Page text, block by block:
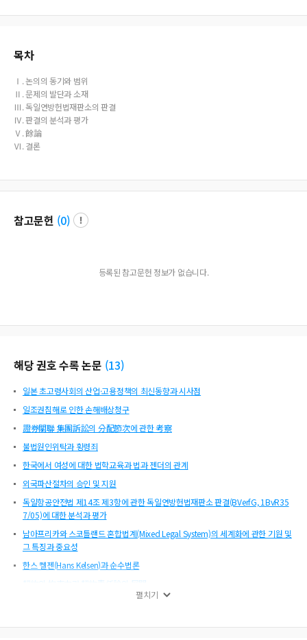
목차
Ⅰ. 논의의 동기와 범위
Ⅱ. 문제의 발단과 소재
Ⅲ. 독일연방헌법재판소의 판결
Ⅳ. 판결의 분석과 평가
Ⅴ. 餘論
Ⅵ. 결론
참고문헌 (0)
등록된 참고문헌 정보가 없습니다.
해당 권호 수록 논문 (13)
일본 초고령사회의 산업·고용정책의 최신동향과 시사점
일조권침해로 인한 손해배상청구
證券關聯 集團訴訟의 分配節次에 관한 考察
불법원인위탁과 횡령죄
한국에서 여성에 대한 법학교육과 법과 젠더의 관계
외국파산절차의 승인 및 지원
독일항공안전법 제14조 제3항에 관한 독일연방헌법재판소 판결(BVerfG, 1BvR35
7/05)에 대한 분석과 평가
남아프리카와 스코틀랜드 혼합법계(Mixed Legal System)의 세계화에 관한 기원 및
그 특징과 중요성
한스 켈젠(Hans Kelsen)과 순수법론
契約의 拘束力과 契約責任論의 展開
契約の拘束力と契約責任論の展開
펼치기